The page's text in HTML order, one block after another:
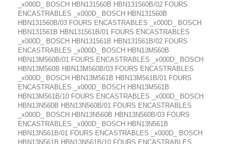
_x000D_ BOSCH HBN131560B HBN131560B/02 FOURS
ENCASTRABLES _x000D_ BOSCH HBN131560B
HBN131560B/03 FOURS ENCASTRABLES _x000D_ BOSCH
HBN131561B HBN131561B/01 FOURS ENCASTRABLES
_x000D_ BOSCH HBN131561B HBN131561B/02 FOURS
ENCASTRABLES _x000D_ BOSCH HBN13M560B
HBN13M560B/01 FOURS ENCASTRABLES _x000D_ BOSCH
HBN13M560B HBN13M560B/03 FOURS ENCASTRABLES
_x000D_ BOSCH HBN13M561B HBN13M561B/01 FOURS
ENCASTRABLES _x000D_ BOSCH HBN13M561B
HBN13M561B/10 FOURS ENCASTRABLES _x000D_ BOSCH
HBN13N560B HBN13N560B/01 FOURS ENCASTRABLES
_x000D_ BOSCH HBN13N560B HBN13N560B/03 FOURS
ENCASTRABLES _x000D_ BOSCH HBN13N561B
HBN13N561B/01 FOURS ENCASTRABLES _x000D_ BOSCH
HBN13N561B HBN13N561B/10 FOURS ENCASTRABLES